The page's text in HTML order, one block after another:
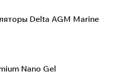
Delta AGM Marine
Nano Gel